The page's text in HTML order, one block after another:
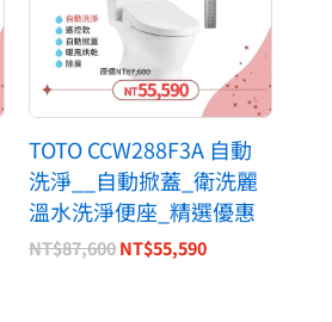
TOTO CCW288F3A 自動
洗淨__自動掀蓋_衛洗麗
溫水洗淨便座_精選優惠
NT$87,600NT$55,590